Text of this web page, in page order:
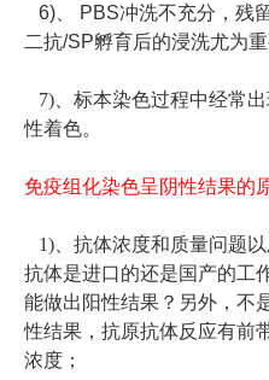
6)、 PBS冲洗不充分，残
二抗/SP孵育后的浸洗尤为重
7)、标本染色过程中经常
性着色。
免疫组化染色呈阴性结果的
1)、抗体浓度和质量问题
抗体是进口的还是国产的工
能做出阳性结果？另外，不
性结果，抗原抗体反应有前
浓度；